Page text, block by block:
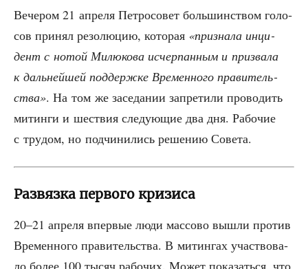
Вече­ром 21 апре­ля Пет­ро­со­вет боль­шин­ством голо­
сов при­нял резо­лю­цию, кото­рая «при­зна­ла инци­
дент с нотой Милю­ко­ва исчер­пан­ным и при­зва­ла
к даль­ней­шей под­держ­ке Вре­мен­но­го пра­ви­тель­
ства». На том же засе­да­нии запре­ти­ли про­во­дить
митин­ги и шествия сле­ду­ю­щие два дня. Рабо­чие
с тру­дом, но под­чи­ни­лись реше­нию Совета.
Развязка первого кризиса
20–21 апре­ля впер­вые люди мас­со­во вышли про­тив
Вре­мен­но­го пра­ви­тель­ства. В митин­гах участ­во­ва­
ло более 100 тысяч рабо­чих. Может пока­зать­ся, что